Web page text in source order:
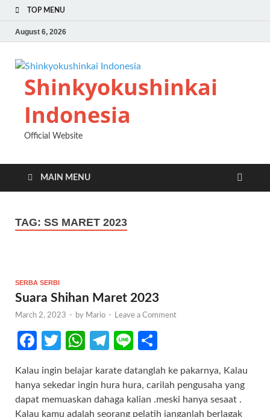
TOP MENU
August 6, 2026
Shinkyokushinkai
Indonesia
Official Website
MAIN MENU
TAG: SS MARET 2023
SERBA SERBI
Suara Shihan Maret 2023
March 2, 2023 - by Mario - Leave a Comment
Fa
b
o
T
itt
er
W
at
s
Te
gr
a
Li
e
ar
e
Kalau ingin belajar karate datanglah ke pakarnya, Kalau
hanya sekedar ingin hura hura, carilah pengusaha yang
dapat memuaskan dahaga kalian .meski hanya sesaat .
Kalau kamu adalah seorang pelatih janganlah berlagak